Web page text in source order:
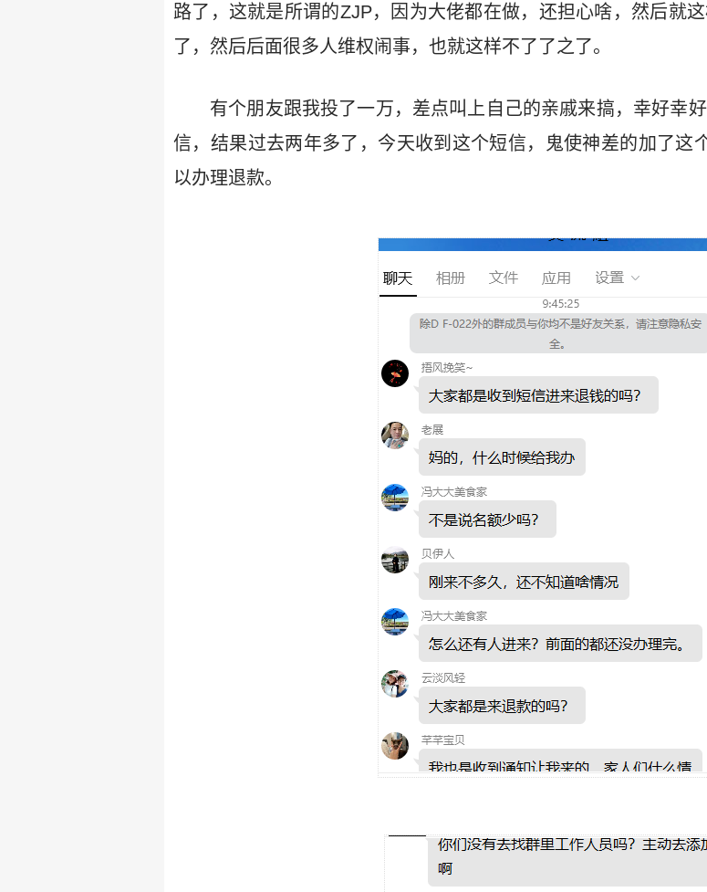
路了，这就是所谓的ZJP，因为大佬都在做，还担心啥，然后就
了，然后后面很多人维权闹事，也就这样不了了之了。
有个朋友跟我投了一万，差点叫上自己的亲戚来搞，幸好幸
信，结果过去两年多了，今天收到这个短信，鬼使神差的加了这
以办理退款。